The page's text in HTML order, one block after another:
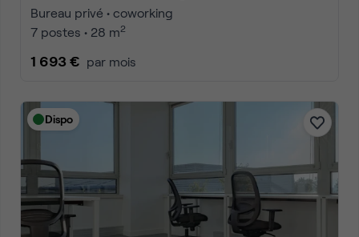
Bureau privé • coworking
7 postes • 28 m2
1 693 € par mois
Dispo